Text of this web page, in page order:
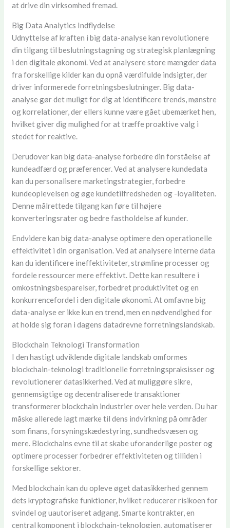
at drive din virksomhed fremad.
Big Data Analytics Indflydelse
Udnyttelse af kraften i big data-analyse kan revolutionere
din tilgang til beslutningstagning og strategisk planlægning
i den digitale økonomi. Ved at analysere store mængder data
fra forskellige kilder kan du opnå værdifulde indsigter, der
driver informerede forretningsbeslutninger. Big data-
analyse gør det muligt for dig at identificere trends, mønstre
og korrelationer, der ellers kunne være gået ubemærket hen,
hvilket giver dig mulighed for at træffe proaktive valg i
stedet for reaktive.
Derudover kan big data-analyse forbedre din forståelse af
kundeadfærd og præferencer. Ved at analysere kundedata
kan du personalisere marketingstrategier, forbedre
kundeoplevelsen og øge kundetilfredsheden og -loyaliteten.
Denne målrettede tilgang kan føre til højere
konverteringsrater og bedre fastholdelse af kunder.
Endvidere kan big data-analyse optimere den operationelle
effektivitet i din organisation. Ved at analysere interne data
kan du identificere ineffektiviteter, strømline processer og
fordele ressourcer mere effektivt. Dette kan resultere i
omkostningsbesparelser, forbedret produktivitet og en
konkurrencefordel i den digitale økonomi. At omfavne big
data-analyse er ikke kun en trend, men en nødvendighed for
at holde sig foran i dagens datadrevne forretningslandskab.
Blockchain Teknologi Transformation
I den hastigt udviklende digitale landskab omformes
blockchain-teknologi traditionelle forretningspraksisser og
revolutionerer datasikkerhed. Ved at muliggøre sikre,
gennemsigtige og decentraliserede transaktioner
transformerer blockchain industrier over hele verden. Du har
måske allerede lagt mærke til dens indvirkning på områder
som finans, forsyningskædestyring, sundhedsvæsen og
mere. Blockchains evne til at skabe uforanderlige poster og
optimere processer forbedrer effektiviteten og tilliden i
forskellige sektorer.
Med blockchain kan du opleve øget datasikkerhed gennem
dets kryptografiske funktioner, hvilket reducerer risikoen for
svindel og uautoriseret adgang. Smarte kontrakter, en
central komponent i blockchain-teknologien, automatiserer